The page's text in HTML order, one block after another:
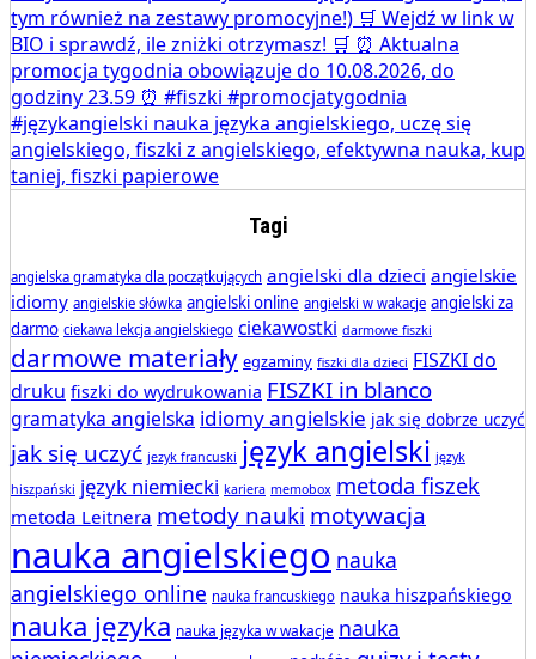
Tagi
angielska gramatyka dla początkujących angielski dla dzieci angielskie
idiomy angielskie słówka angielski online angielski w wakacje angielski za
darmo ciekawa lekcja angielskiego ciekawostki darmowe fiszki
darmowe materiały egzaminy fiszki dla dzieci FISZKI do
druku fiszki do wydrukowania FISZKI in blanco
gramatyka angielska idiomy angielskie jak się dobrze uczyć
jak się uczyć jezyk francuski język angielski język
hiszpański język niemiecki kariera memobox metoda fiszek
metoda Leitnera metody nauki motywacja
nauka angielskiego nauka
angielskiego online nauka francuskiego nauka hiszpańskiego
nauka języka nauka języka w wakacje nauka